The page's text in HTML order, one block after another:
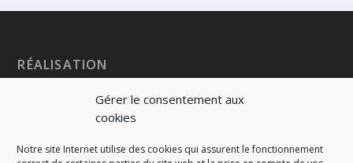
Gérer le consentement aux
cookies
Notre site Internet utilise des cookies qui assurent le fonctionnement
RÉALISATION